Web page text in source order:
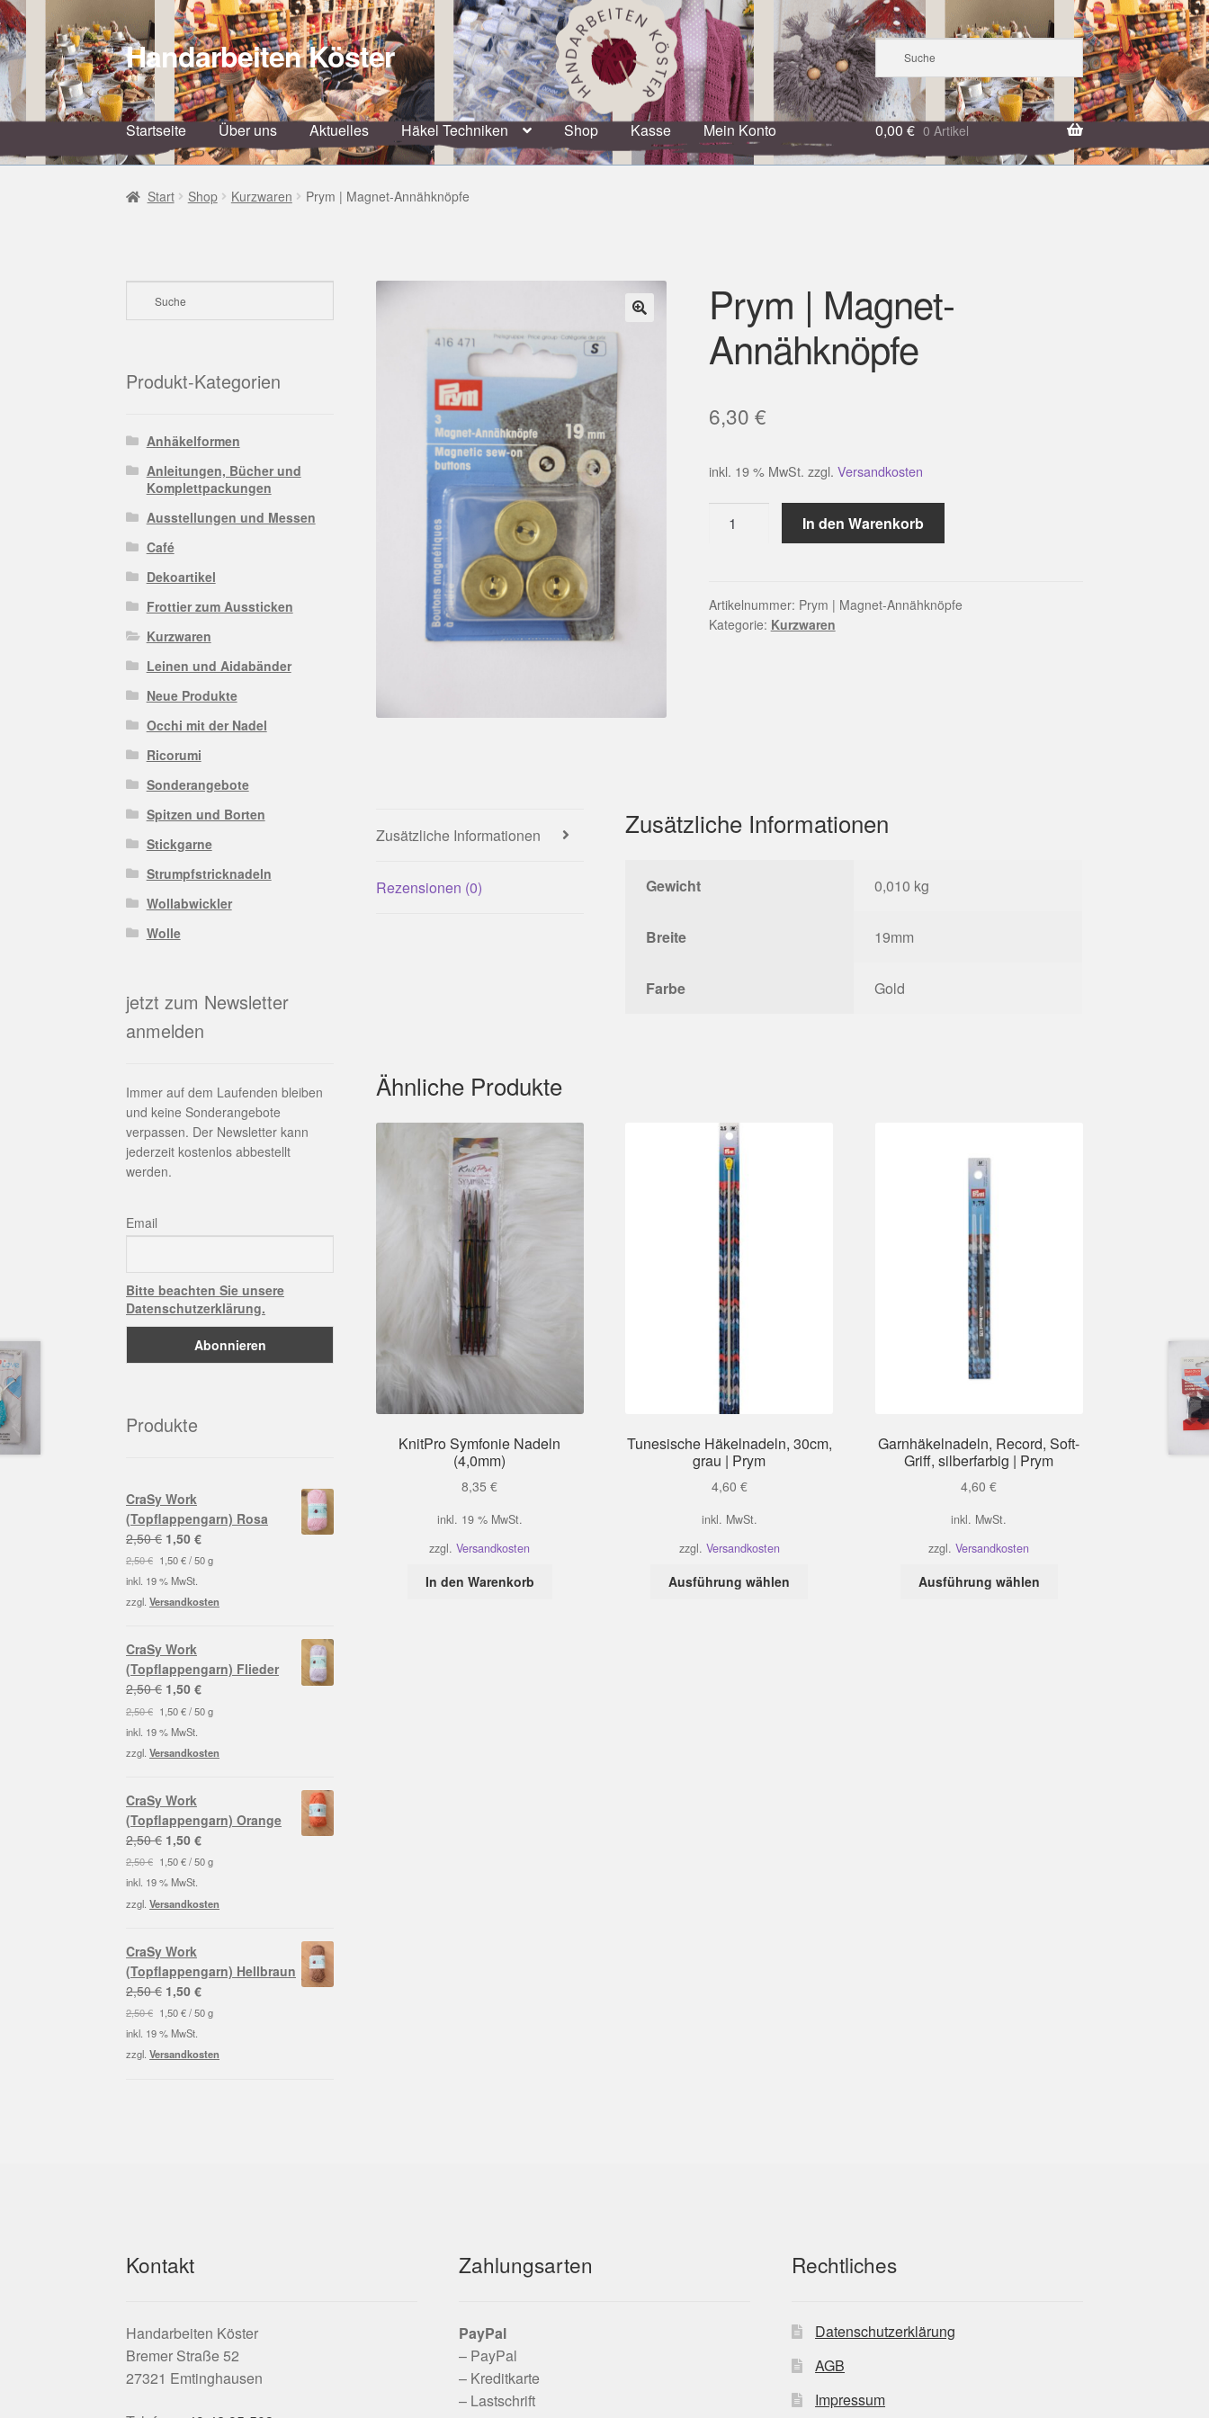
Zur
Navigation
springen
Zum
Inhalt
springen
Handarbeiten Köster
Startseite Über uns Aktuelles Häkel Techniken Shop Kasse Mein Konto 0,00 € 0 Artikel
Start Shop Kurzwaren Prym | Magnet-Annähknöpfe
Prym | Magnet-
Annähknöpfe
6,30 €
inkl. 19 % MwSt. zzgl. Versandkosten
Menge
In den Warenkorb
Artikelnummer: Prym | Magnet-Annähknöpfe
Kategorie: Kurzwaren
Zusätzliche Informationen
Rezensionen (0)
Zusätzliche Informationen
Gewicht 0,010 kg
Breite 19mm
Farbe Gold
Ähnliche Produkte
KnitPro Symfonie Nadeln
(4,0mm)
8,35€
inkl. 19 % MwSt.
zzgl.Versandkosten
In den Warenkorb
Tunesische Häkelnadeln, 30cm,
grau | Prym
4,60 €
inkl. MwSt.
zzgl. Versandkosten
Ausführung wählen
Garnhäkelnadeln, Record, Soft-
Griff, silberfarbig | Prym
4,60€
inkl. MwSt.
zzgl.Versandkosten
Ausführung wählen
Produkt-Kategorien
Anhäkelformen
Anleitungen, Bücher und
Komplettpackungen
Ausstellungen und Messen
Café
Dekoartikel
Frottier zum Aussticken
Kurzwaren
Leinen und Aidabänder
Neue Produkte
Occhi mit der Nadel
Ricorumi
Sonderangebote
Spitzen und Borten
Stickgarne
Strumpfstricknadeln
Wollabwickler
Wolle
jetzt zum Newsletter
anmelden
Immer auf dem Laufenden bleiben
und keine Sonderangebote
verpassen. Der Newsletter kann
jederzeit kostenlos abbestellt
werden.
Email
Bitte beachten Sie unsere
Datenschutzerklärung.
Produkte
CraSy Work
(Topflappengarn) Rosa
2,50€ Ursprünglicher
Preis
war:
2,50 €
1,50€Aktueller
Preis
1,50 €.
2,50€ 1,50€/50 g
inkl. 19 % MwSt.
zzgl.Versandkosten
CraSy Work
(Topflappengarn) Flieder
2,50€ Ursprünglicher
Preis
war:
2,50 €
1,50€Aktueller
Preis
1,50 €.
2,50€ 1,50€/50 g
inkl. 19 % MwSt.
zzgl.Versandkosten
CraSy Work
(Topflappengarn) Orange
2,50€ Ursprünglicher
Preis
war:
2,50 €
1,50€Aktueller
Preis
1,50 €.
2,50€ 1,50€/50 g
inkl. 19 % MwSt.
zzgl.Versandkosten
CraSy Work
(Topflappengarn) Hellbraun
2,50€ Ursprünglicher
Preis
war:
2,50 €
1,50€Aktueller
Preis
1,50 €.
2,50€ 1,50€/50 g
inkl. 19 % MwSt.
zzgl.Versandkosten
Kontakt
Handarbeiten Köster
Bremer Straße 52
27321 Emtinghausen
Zahlungsarten
PayPal
– PayPal
– Kreditkarte
– Lastschrift
Rechtliches
Datenschutzerklärung
AGB
Impressum